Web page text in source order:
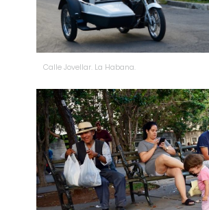
Calle Jovellar. La Habana.